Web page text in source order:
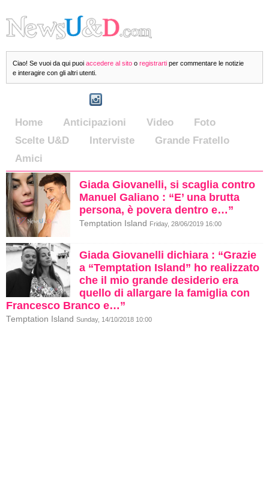
Ciao! Se vuoi da qui puoi accedere al sito o registrarti per commentare le notizie
e interagire con gli altri utenti.
Home Anticipazioni Video
Foto
Scelte U&D
Interviste
Grande Fratello
Amici
Giada Giovanelli, si scaglia contro
Manuel Galiano : “E’ una brutta
persona, è povera dentro e…”
Temptation Island Friday, 28/06/2019 16:00
Giada Giovanelli dichiara : “Grazie
a “Temptation Island” ho realizzato
che il mio grande desiderio era
quello di allargare la famiglia con
Francesco Branco e…”
Temptation Island Sunday, 14/10/2018 10:00